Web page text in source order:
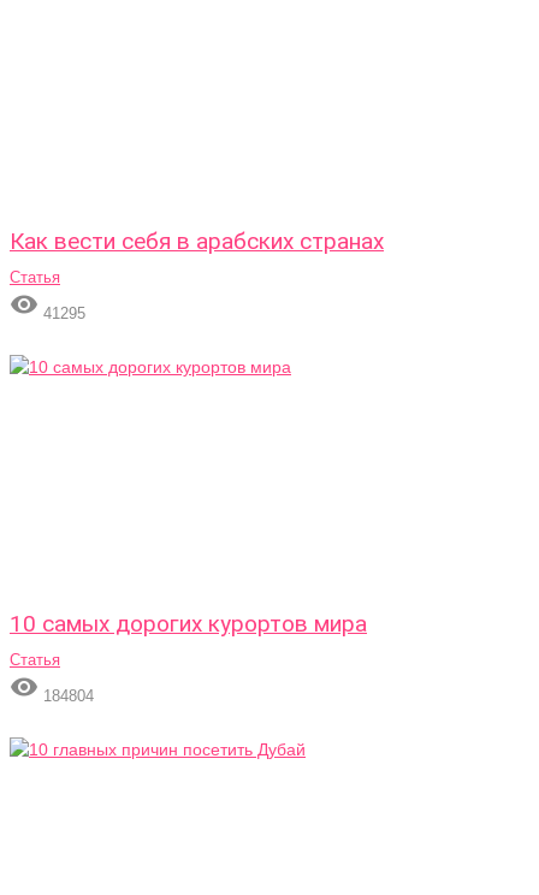
Как вести себя в арабских странах
Статья
 41295
10 самых дорогих курортов мира
Статья
 184804